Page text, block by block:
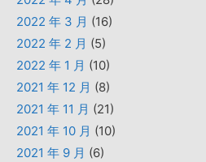
2022 年 3 月 (16)
2022 年 2 月 (5)
2022 年 1 月 (10)
2021 年 12 月 (8)
2021 年 11 月 (21)
2021 年 10 月 (10)
2021 年 9 月 (6)